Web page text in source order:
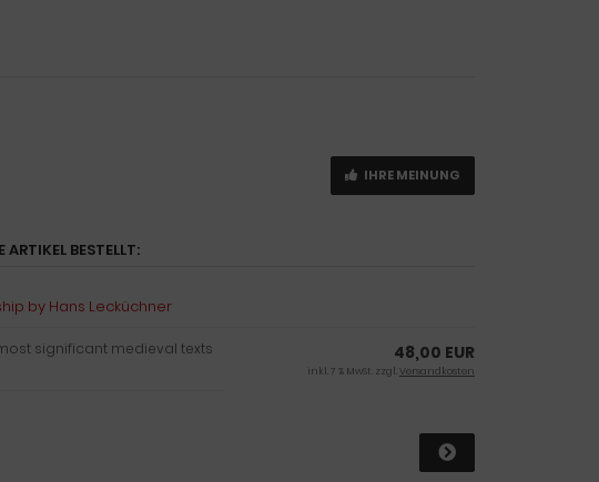
IHRE MEINUNG
BESTELLT:
by Hans Lecküchner
significant medieval texts
48,00 EUR
inkl. 7 % MwSt. zzgl.Versandkosten